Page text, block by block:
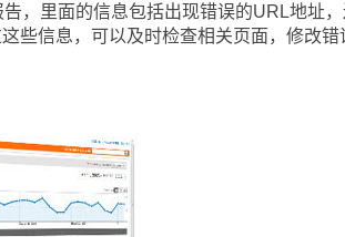
，里面的信息包括出现错误的URL地址
些信息，可以及时检查相关页面，修改错